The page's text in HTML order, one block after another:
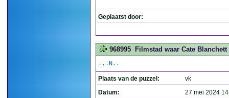
Geplaatst door:
968995 Filmstad waar Cate
...N..
Plaats van de puzzel:
vk
Datum:
27 mei 2024